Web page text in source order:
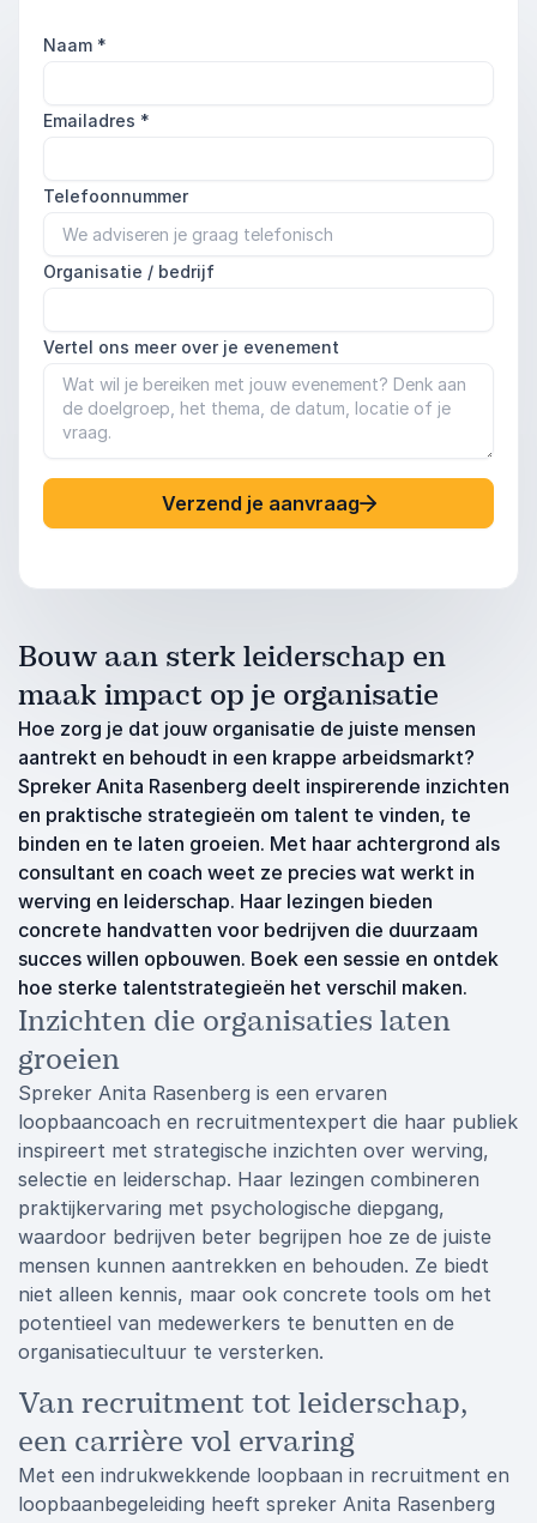
Naam *
Emailadres *
Telefoonnummer
Organisatie / bedrijf
Vertel ons meer over je evenement
Verzend je aanvraag
Bouw aan sterk leiderschap en
maak impact op je organisatie
Hoe zorg je dat jouw organisatie de juiste mensen
aantrekt en behoudt in een krappe arbeidsmarkt?
Spreker Anita Rasenberg deelt inspirerende inzichten
en praktische strategieën om talent te vinden, te
binden en te laten groeien. Met haar achtergrond als
consultant en coach weet ze precies wat werkt in
werving en leiderschap. Haar lezingen bieden
concrete handvatten voor bedrijven die duurzaam
succes willen opbouwen. Boek een sessie en ontdek
hoe sterke talentstrategieën het verschil maken.
Inzichten die organisaties laten
groeien
Spreker Anita Rasenberg is een ervaren
loopbaancoach en recruitmentexpert die haar publiek
inspireert met strategische inzichten over werving,
selectie en leiderschap. Haar lezingen combineren
praktijkervaring met psychologische diepgang,
waardoor bedrijven beter begrijpen hoe ze de juiste
mensen kunnen aantrekken en behouden. Ze biedt
niet alleen kennis, maar ook concrete tools om het
potentieel van medewerkers te benutten en de
organisatiecultuur te versterken.
Van recruitment tot leiderschap,
een carrière vol ervaring
Met een indrukwekkende loopbaan in recruitment en
loopbaanbegeleiding heeft spreker Anita Rasenberg